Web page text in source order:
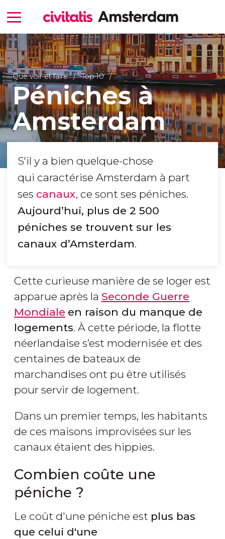
Que voir et faire Top 10
Péniches à
Amsterdam
S'il y a bien quelque-chose
qui caractérise Amsterdam à part
ses canaux, ce sont ses péniches.
Aujourd’hui, plus de 2 500
péniches se trouvent sur les
canaux d’Amsterdam.
Cette curieuse manière de se loger est
apparue après la Seconde Guerre
Mondiale en raison du manque de
logements. À cette période, la flotte
néerlandaise s’est modernisée et des
centaines de bateaux de
marchandises ont pu être utilisés
pour servir de logement.
Dans un premier temps, les habitants
de ces maisons improvisées sur les
canaux étaient des hippies.
Combien coûte une
péniche ?
Le coût d'une péniche est plus bas
que celui d'une